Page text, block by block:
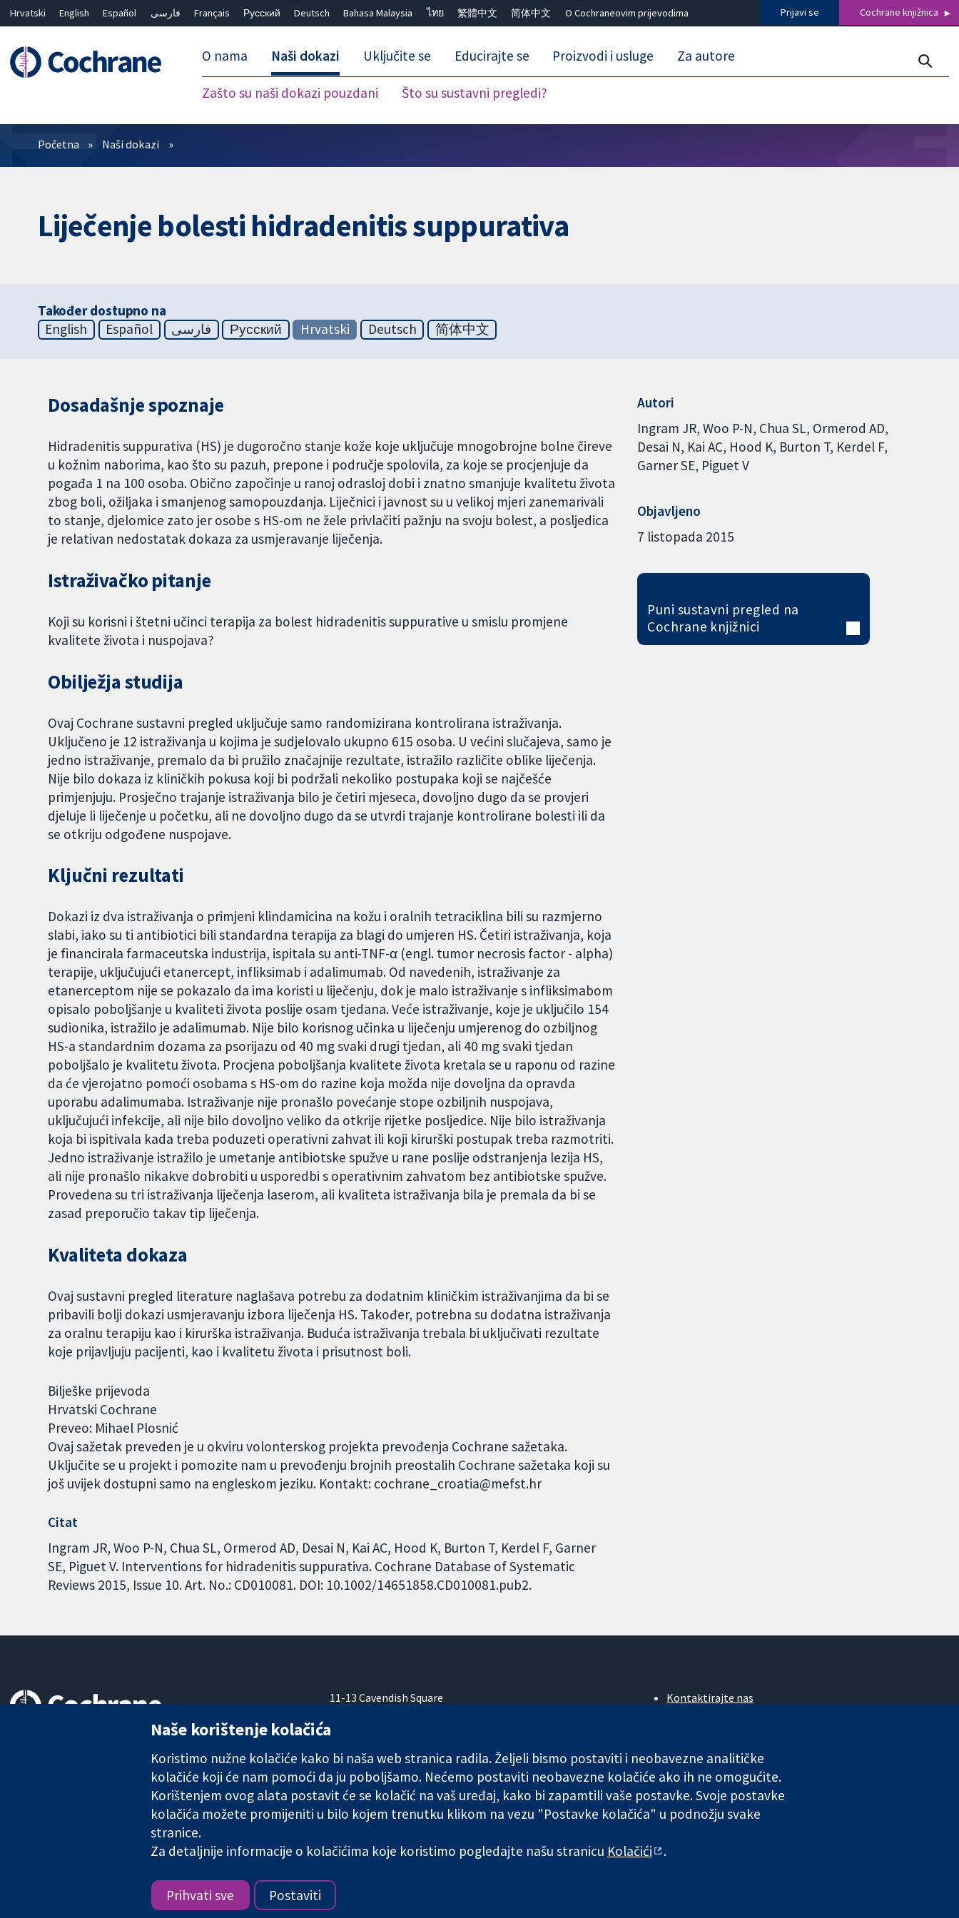
Hrvatski English Español فارسی Français Русский Deutsch Bahasa Malaysia ไทย 繁體中文 简体中文 O Cochraneovim prijevodima Prijavi se Cochrane knjižnica
O nama Naši dokazi
Zašto su naši dokazi pouzdani Što su sustavni pregledi?
Uključite se Educirajte se Proizvodi i usluge Za autore
Prečistači
Početna Naši dokazi
Liječenje bolesti hidradenitis suppurativa
Također dostupno na
English
Español فارسی Русский Hrvatski Deutsch 简体中文
Dosadašnje spoznaje
Hidradenitis suppurativa (HS) je dugoročno stanje kože koje uključuje mnogobrojne bolne čireve
u kožnim naborima, kao što su pazuh, prepone i područje spolovila, za koje se procjenjuje da
pogađa 1 na 100 osoba. Obično započinje u ranoj odrasloj dobi i znatno smanjuje kvalitetu života
zbog boli, ožiljaka i smanjenog samopouzdanja. Liječnici i javnost su u velikoj mjeri zanemarivali
to stanje, djelomice zato jer osobe s HS-om ne žele privlačiti pažnju na svoju bolest, a posljedica
je relativan nedostatak dokaza za usmjeravanje liječenja.
Istraživačko pitanje
Koji su korisni i štetni učinci terapija za bolest hidradenitis suppurative u smislu promjene
kvalitete života i nuspojava?
Obilježja studija
Ovaj Cochrane sustavni pregled uključuje samo randomizirana kontrolirana istraživanja.
Uključeno je 12 istraživanja u kojima je sudjelovalo ukupno 615 osoba. U većini slučajeva, samo je
jedno istraživanje, premalo da bi pružilo značajnije rezultate, istražilo različite oblike liječenja.
Nije bilo dokaza iz kliničkih pokusa koji bi podržali nekoliko postupaka koji se najčešće
primjenjuju. Prosječno trajanje istraživanja bilo je četiri mjeseca, dovoljno dugo da se provjeri
djeluje li liječenje u početku, ali ne dovoljno dugo da se utvrdi trajanje kontrolirane bolesti ili da
se otkriju odgođene nuspojave.
Ključni rezultati
Dokazi iz dva istraživanja o primjeni klindamicina na kožu i oralnih tetraciklina bili su razmjerno
slabi, iako su ti antibiotici bili standardna terapija za blagi do umjeren HS. Četiri istraživanja, koja
je financirala farmaceutska industrija, ispitala su anti-TNF-α (engl. tumor necrosis factor - alpha)
terapije, uključujući etanercept, infliksimab i adalimumab. Od navedenih, istraživanje za
etanerceptom nije se pokazalo da ima koristi u liječenju, dok je malo istraživanje s infliksimabom
opisalo poboljšanje u kvaliteti života poslije osam tjedana. Veće istraživanje, koje je uključilo 154
sudionika, istražilo je adalimumab. Nije bilo korisnog učinka u liječenju umjerenog do ozbiljnog
HS-a standardnim dozama za psorijazu od 40 mg svaki drugi tjedan, ali 40 mg svaki tjedan
poboljšalo je kvalitetu života. Procjena poboljšanja kvalitete života kretala se u raponu od razine
da će vjerojatno pomoći osobama s HS-om do razine koja možda nije dovoljna da opravda
uporabu adalimumaba. Istraživanje nije pronašlo povećanje stope ozbiljnih nuspojava,
uključujući infekcije, ali nije bilo dovoljno veliko da otkrije rijetke posljedice. Nije bilo istraživanja
koja bi ispitivala kada treba poduzeti operativni zahvat ili koji kirurški postupak treba razmotriti.
Jedno istraživanje istražilo je umetanje antibiotske spužve u rane poslije odstranjenja lezija HS,
ali nije pronašlo nikakve dobrobiti u usporedbi s operativnim zahvatom bez antibiotske spužve.
Provedena su tri istraživanja liječenja laserom, ali kvaliteta istraživanja bila je premala da bi se
zasad preporučio takav tip liječenja.
Kvaliteta dokaza
Ovaj sustavni pregled literature naglašava potrebu za dodatnim kliničkim istraživanjima da bi se
pribavili bolji dokazi usmjeravanju izbora liječenja HS. Također, potrebna su dodatna istraživanja
za oralnu terapiju kao i kirurška istraživanja. Buduća istraživanja trebala bi uključivati rezultate
koje prijavljuju pacijenti, kao i kvalitetu života i prisutnost boli.
Bilješke prijevoda
Hrvatski Cochrane
Preveo: Mihael Plosnić
Ovaj sažetak preveden je u okviru volonterskog projekta prevođenja Cochrane sažetaka.
Uključite se u projekt i pomozite nam u prevođenju brojnih preostalih Cochrane sažetaka koji su
još uvijek dostupni samo na engleskom jeziku. Kontakt: cochrane_croatia@mefst.hr
Citat
Ingram JR, Woo P-N, Chua SL, Ormerod AD, Desai N, Kai AC, Hood K, Burton T, Kerdel F, Garner
SE, Piguet V. Interventions for hidradenitis suppurativa. Cochrane Database of Systematic
Reviews 2015, Issue 10. Art. No.: CD010081. DOI: 10.1002/14651858.CD010081.pub2.
Autori
Ingram JR Woo P-N Chua SL Ormerod AD
Desai N Kai AC Hood K Burton T Kerdel F
Garner SE Piguet V
Objavljeno
7 listopada 2015
Puni sustavni pregled na
Cochrane knjižnici
11-13 Cavendish Square
W1G 0AN
Kontaktirajte nas
Poslovi
Cochrane Library
The Cochrane Collaboration is a charity (no. 1045921) and a company limited by guarantee (no. 03044323) registered in England & Wales. VAT registration number GB 718 2127 49.
Copyright © 2026 The Cochrane Collaboration Uvjeti korištenja Odricanje od odgovornosti
Naše korištenje kolačića
Koristimo nužne kolačiće kako bi naša web stranica radila. Željeli bismo postaviti i neobavezne analitičke
kolačiće koji će nam pomoći da ju poboljšamo. Nećemo postaviti neobavezne kolačiće ako ih ne omogućite.
Korištenjem ovog alata postavit će se kolačić na vaš uređaj, kako bi zapamtili vaše postavke. Svoje postavke
kolačića možete promijeniti u bilo kojem trenutku klikom na vezu "Postavke kolačića" u podnožju svake
stranice.
Za detaljnije informacije o kolačićima koje koristimo pogledajte našu stranicu Kolačići .
Prihvati sve Postaviti